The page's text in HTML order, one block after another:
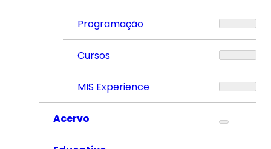
Programação
Cursos
MIS Experience
Acervo